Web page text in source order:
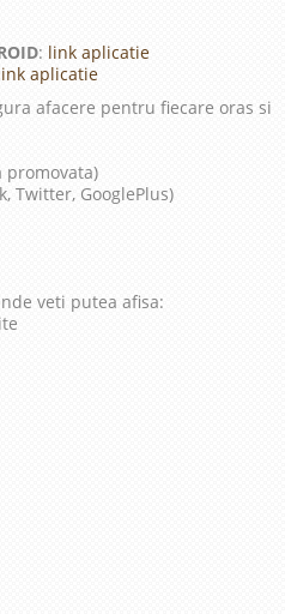
: link aplicatie
aplicatie
afacere pentru fiecare oras si
promovata)
Twitter, GooglePlus)
veti putea afisa: